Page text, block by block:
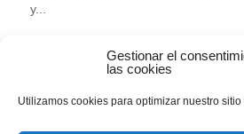
Gestionar el
las cookies
Utilizamos cookies para optimizar nuestro sitio
y...